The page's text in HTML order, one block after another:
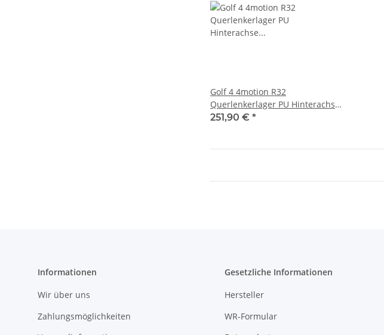
Golf 4 4motion R32
Querlenkerlager PU Hinterachse
verstellbar
251,90 € *
Informationen
Wir über uns
Zahlungsmöglichkeiten
Gesetzliche Informationen
Hersteller
WR-Formular